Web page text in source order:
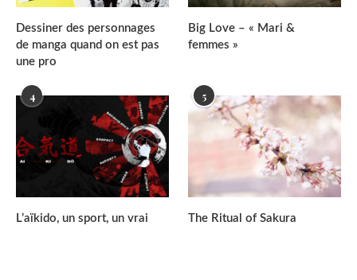
Dessiner des personnages
de manga quand on est pas
une pro
Big Love – « Mari &
femmes »
4
L’aïkido, un sport, un vrai
5
The Ritual of Sakura